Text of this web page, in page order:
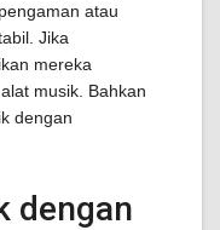
atau
Jika
mereka
musik. Bahkan
dengan
dengan